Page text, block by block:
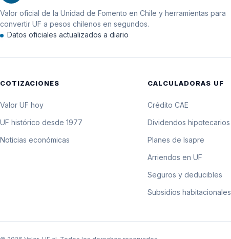
11 de abril de 1990
7 de abril de 1990
Valor oficial de la Unidad de Fomento en Chile y herramientas para
convertir UF a pesos chilenos en segundos.
Datos oficiales actualizados a diario
COTIZACIONES
Valor UF hoy
UF histórico desde 1977
Noticias económicas
CALCULADORAS UF
Crédito CAE
Dividendos hipotecarios
Planes de Isapre
Arriendos en UF
Seguros y deducibles
Subsidios habitacionales